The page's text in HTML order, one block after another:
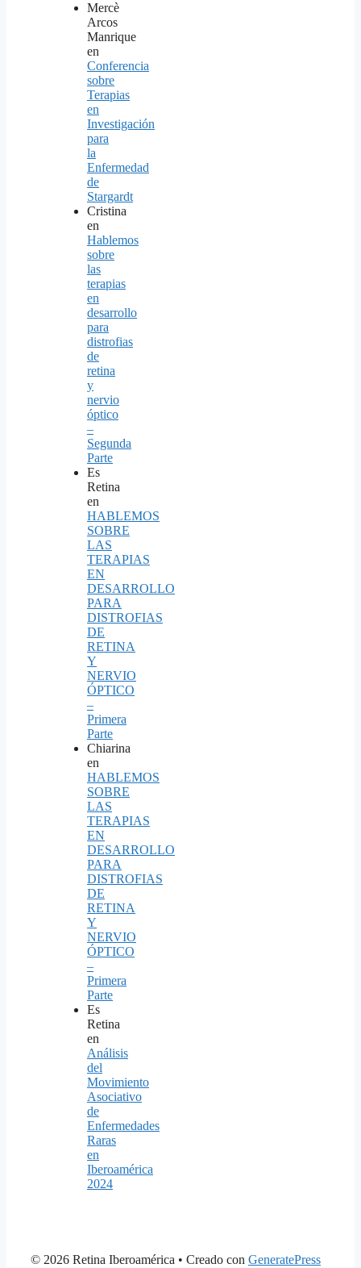
Mercè
Arcos
Manrique
en
Conferencia
sobre
Terapias
en
Investigación
para
la
Enfermedad
de
Stargardt
Cristina
en
Hablemos
sobre
las
terapias
en
desarrollo
para
distrofias
de
retina
y
nervio
óptico
–
Segunda
Parte
Es
Retina
en
HABLEMOS
SOBRE
LAS
TERAPIAS
EN
DESARROLLO
PARA
DISTROFIAS
DE
RETINA
Y
NERVIO
ÓPTICO
–
Primera
Parte
Chiarina
en
HABLEMOS
SOBRE
LAS
TERAPIAS
EN
DESARROLLO
PARA
DISTROFIAS
DE
RETINA
Y
NERVIO
ÓPTICO
–
Primera
Parte
Es
Retina
en
Análisis
del
Movimiento
Asociativo
de
Enfermedades
Raras
en
Iberoamérica
2024
© 2026 Retina Iberoamérica • Creado con GeneratePress